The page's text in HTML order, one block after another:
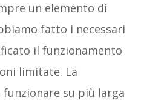
un elemento di
fatto i necessari
il funzionamento
limitate. La
su più larga